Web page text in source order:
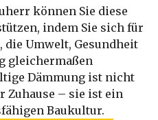
können Sie diese
indem Sie sich für
die Umwelt, Gesundheit
gleichermaßen
Dämmung ist nicht
– sie ist ein
Baukultur.